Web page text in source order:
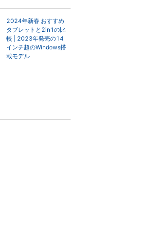
2024年新春 おすすめ
タブレットと2in1の比
較 | 2023年発売の14
インチ超のWindows搭
載モデル